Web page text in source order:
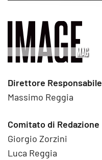
Direttore Responsabile
Massimo Reggia
Comitato di Redazione
Giorgio Zorzini
Luca Reggia